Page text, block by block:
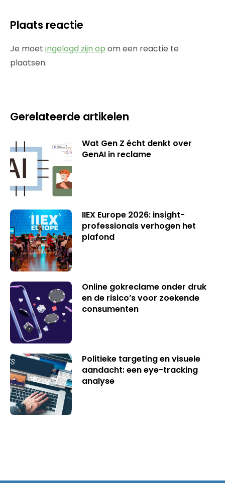
Plaats reactie
Je moet ingelogd zijn op om een reactie te
plaatsen.
Gerelateerde artikelen
Wat Gen Z écht denkt over
GenAI in reclame
IIEX Europe 2026: insight-
professionals verhogen het
plafond
Online gokreclame onder druk
en de risico’s voor zoekende
consumenten
Politieke targeting en visuele
aandacht: een eye-tracking
analyse